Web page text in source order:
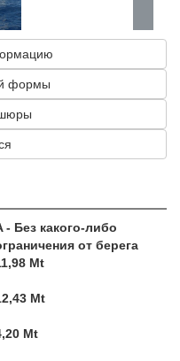
формы
- Без какого-либо
от берега
Mt
Mt
Mt